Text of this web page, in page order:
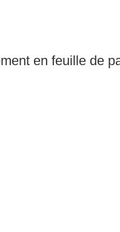
en feuille de